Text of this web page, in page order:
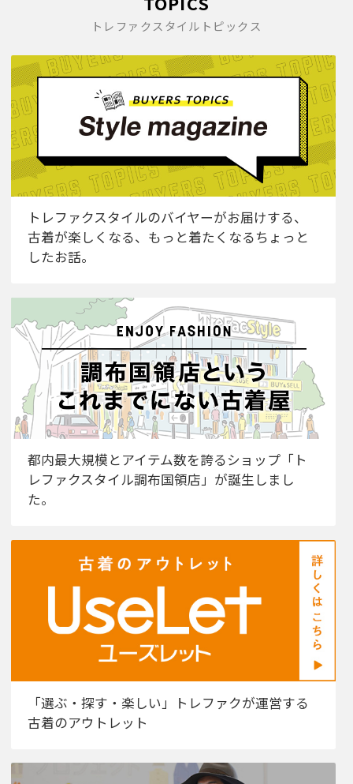
トレファクスタイルトピックス
トレファクスタイルのバイヤーがお届けする、
古着が楽しくなる、もっと着たくなるちょっと
したお話。
都内最大規模とアイテム数を誇るショップ「ト
レファクスタイル調布国領店」が誕生しまし
た。
「選ぶ・探す・楽しい」トレファクが運営する
古着のアウトレット